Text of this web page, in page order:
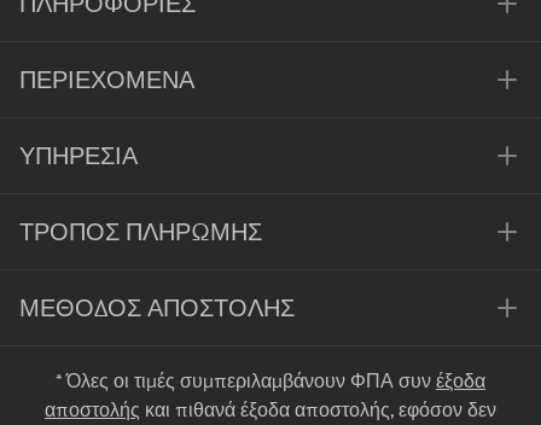
ΠΕΡΙΕΧΌΜΕΝΑ
ΥΠΗΡΕΣΊΑ
ΤΡΌΠΟΣ ΠΛΗΡΩΜΉΣ
ΜΈΘΟΔΟΣ ΑΠΟΣΤΟΛΉΣ
* Όλες οι τιμές συμπεριλαμβάνουν ΦΠΑ συν έξοδα
αποστολής και πιθανά έξοδα αποστολής, εφόσον δεν